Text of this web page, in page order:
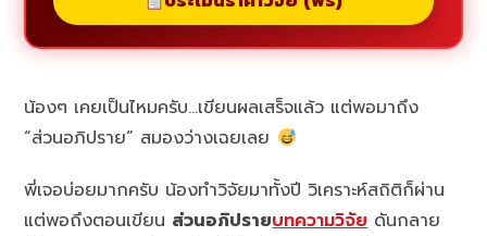
น้องๆ เคยเป็นไหมครับ…เขียนผลเสร็จแล้ว แต่พอมาถึง
“ส่วนอภิปราย” สมองว่างเฉยเลย
พี่เจอบ่อยมากครับ น้องทำวิจัยมาทั้งปี วิเคราะห์สถิติก็ผ่าน
แต่พอถึงตอนเขียน ส่วนอภิปรายบทความวิจัยดันกลาย